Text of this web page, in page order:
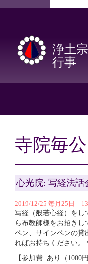
浄土
行事
寺院毎
心光院: 写経法話
2019/12/25 毎月25日
写経（般若心経）をし
ら布教師様をお招きし
ペン、サインペンの貸
ればお持ちください。
【参加費: あり（